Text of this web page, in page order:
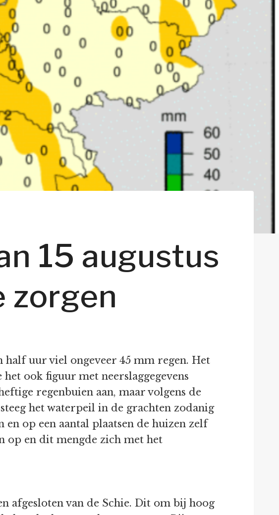
15 augustus
zorgen
half uur viel ongeveer 45 mm regen. Het
ook figuur met neerslaggegevens
regenbuien aan, maar volgens de
het waterpeil in de grachten zodanig
op een aantal plaatsen de huizen zelf
op en dit mengde zich met het
afgesloten van de Schie. Dit om bij hoog